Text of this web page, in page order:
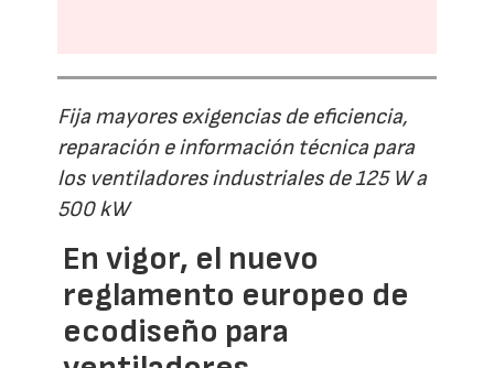
Fija mayores exigencias de eficiencia,
reparación e información técnica para
los ventiladores industriales de 125 W a
500 kW
En vigor, el nuevo
reglamento europeo de
ecodiseño para